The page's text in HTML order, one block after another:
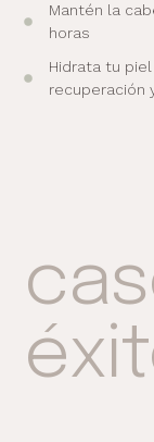
Mantén la
horas
Hidrata tu
recuperación